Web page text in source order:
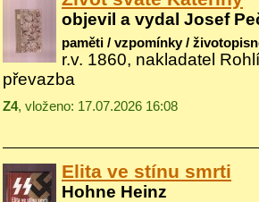
objevil a vydal Josef
paměti / vzpomínky /
r.v. 1860, nakladatel
převazba
Z4, vloženo: 17.07.2026 16:08
Elita ve stínu smrti
Hohne Heinz